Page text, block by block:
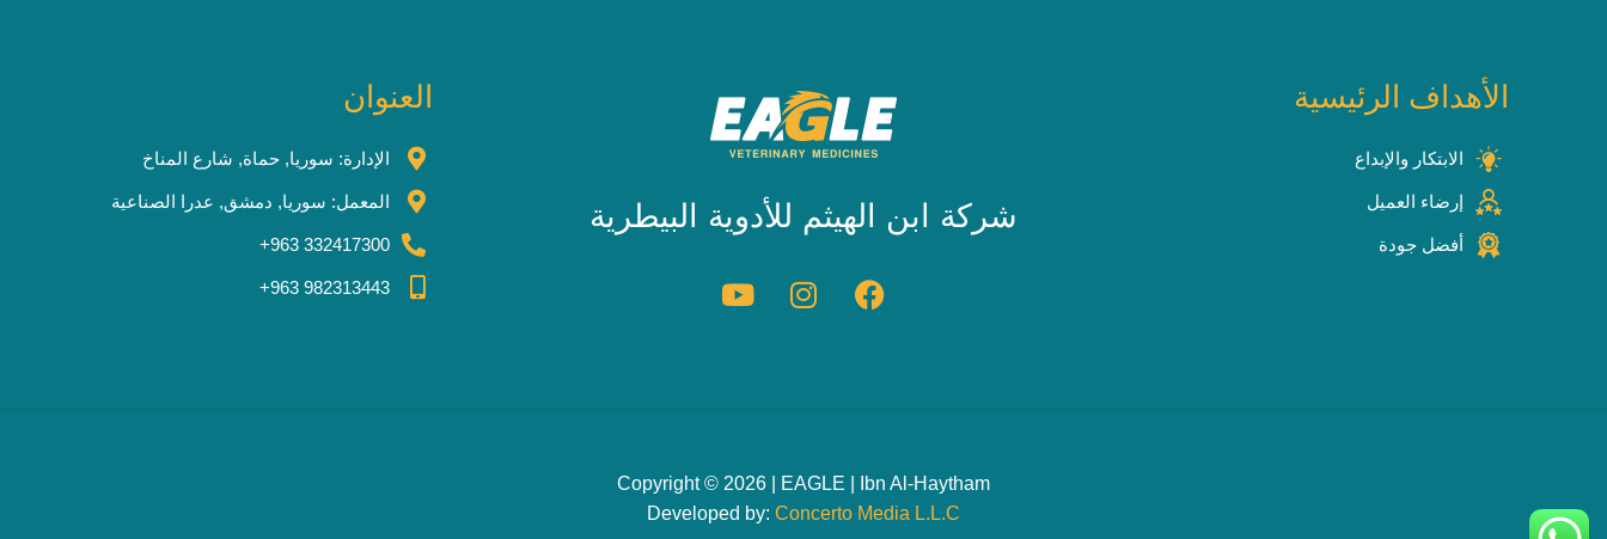
الأهداف الرئيسية
الابتكار والإبداع
إرضاء العميل
أفضل جودة
شركة ابن الهيثم للأدوية البيطرية
العنوان
الإدارة: سوريا, حماة, شارع المناخ
المعمل: سوريا, دمشق, عدرا الصناعية
332417300 963+
982313443 963+
Copyright © 2026 | EAGLE | Ibn Al-Haytham
Developed by: Concerto Media L.L.C